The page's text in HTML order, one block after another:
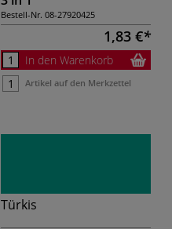
Bestell-Nr. 08-27920425
1,83 €
In den Warenkorb
Artikel auf den Merkzettel
Türkis